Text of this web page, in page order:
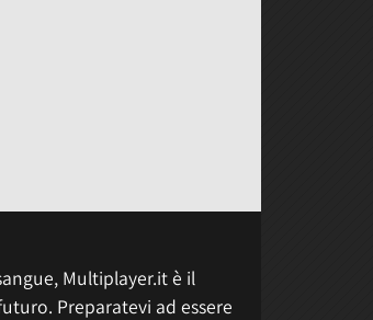
Multiplayer.it è il
Preparatevi ad essere